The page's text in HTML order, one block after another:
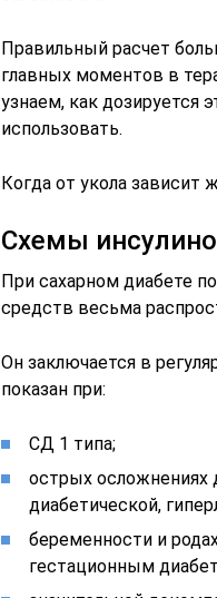
Правильный расчет
главных моментов в
узнаем, как дозируется
использовать.
Когда от укола зависит
Схемы
При сахарном диабете
средств весьма
Он заключается в
показан при:
СД 1 типа;
острых осложнениях
диабетической,
беременности и
гестационным